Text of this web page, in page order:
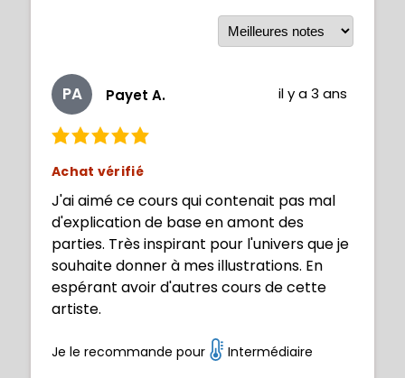
PA Payet A. il y a 3 ans
Achat vérifié
J'ai aimé ce cours qui contenait pas mal
d'explication de base en amont des
parties. Très inspirant pour l'univers que je
souhaite donner à mes illustrations. En
espérant avoir d'autres cours de cette
artiste.
Je le recommande pour Intermédiaire